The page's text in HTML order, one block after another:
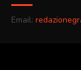
Email: